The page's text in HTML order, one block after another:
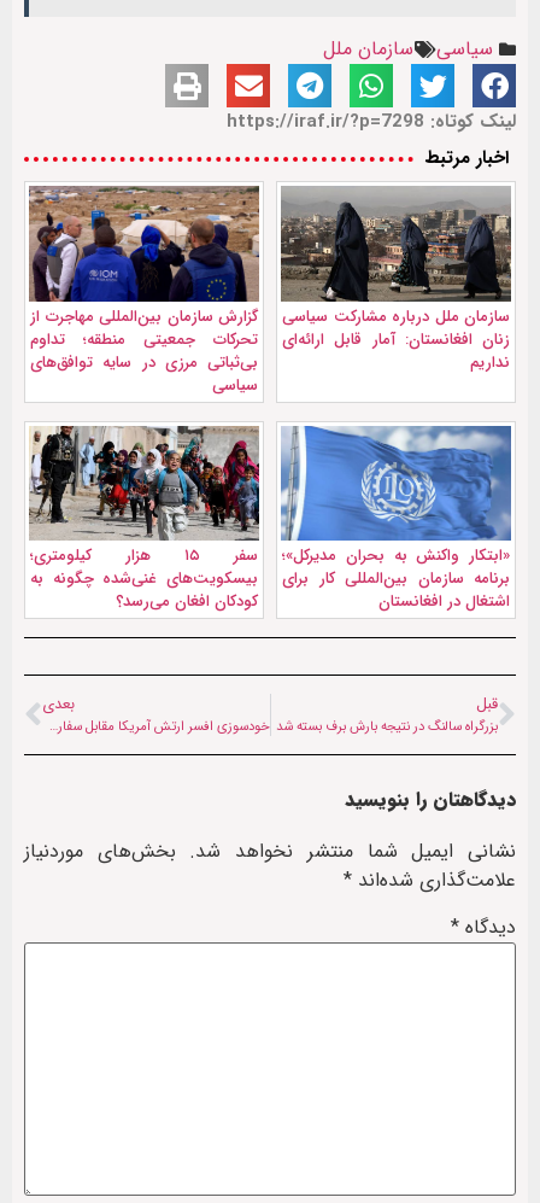
سیاسی سازمان ملل
لینک کوتاه: https://iraf.ir/?p=7298
اخبار مرتبط
سازمان ملل درباره مشارکت سیاسی
زنان افغانستان: آمار قابل ارائه‌ای
نداریم
گزارش سازمان بین‌المللی مهاجرت از
تحرکات جمعیتی منطقه؛ تداوم
بی‌ثباتی مرزی در سایه توافق‌های
سیاسی
«ابتکار واکنش به بحران مدیرکل»؛
برنامه سازمان بین‌المللی کار برای
اشتغال در افغانستان
سفر ۱۵ هزار کیلومتری؛
بیسکویت‌های غنی‌شده چگونه به
کودکان افغان می‌رسد؟
قبل
بزرگراه سالنگ در نتیجه بارش برف بسته شد
بعدی
خودسوزی افسر ارتش آمریکا مقابل سفارت اسرائیل در واشنگتن + تصاویر
دیدگاهتان را بنویسید
نشانی ایمیل شما منتشر نخواهد شد. بخش‌های موردنیاز
علامت‌گذاری شده‌اند *
دیدگاه *